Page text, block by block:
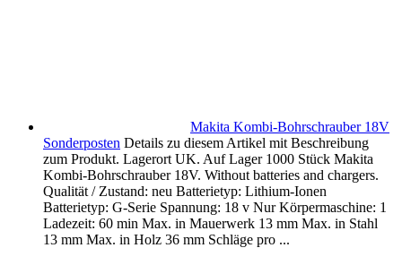
Makita Kombi-Bohrschrauber 18V
Sonderposten Details zu diesem Artikel mit Beschreibung
zum Produkt. Lagerort UK. Auf Lager 1000 Stück Makita
Kombi-Bohrschrauber 18V. Without batteries and chargers.
Qualität / Zustand: neu Batterietyp: Lithium-Ionen
Batterietyp: G-Serie Spannung: 18 v Nur Körpermaschine: 1
Ladezeit: 60 min Max. in Mauerwerk 13 mm Max. in Stahl
13 mm Max. in Holz 36 mm Schläge pro ...